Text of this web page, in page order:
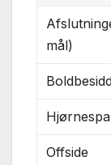
mål)
Offside